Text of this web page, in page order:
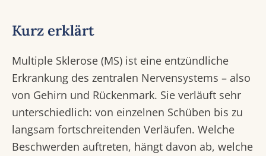
Kurz erklärt
Multiple Sklerose (MS) ist eine entzündliche
Erkrankung des zentralen Nervensystems – also
von Gehirn und Rückenmark. Sie verläuft sehr
unterschiedlich: von einzelnen Schüben bis zu
langsam fortschreitenden Verläufen. Welche
Beschwerden auftreten, hängt davon ab, welche